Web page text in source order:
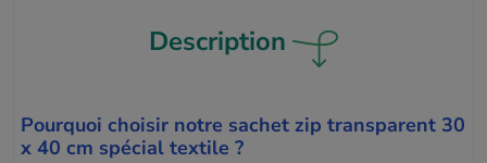
Description
Pourquoi choisir notre sachet zip transparent 30
x 40 cm spécial textile ?